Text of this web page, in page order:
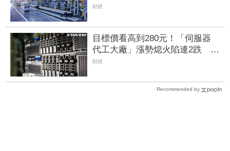
元 台積電CoWoS大單帶飛毛利
財經
目標價看高到280元！「伺服器
代工大廠」漲勢熄火陷連2跌 三
大法人今出清1.1萬張、抽回21億
財經
Recommended by